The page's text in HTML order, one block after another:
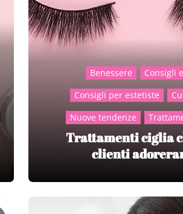
Benessere
Consigli
Consigli per estetiste
Nuove tendenze
Trattamenti ciglia
clienti